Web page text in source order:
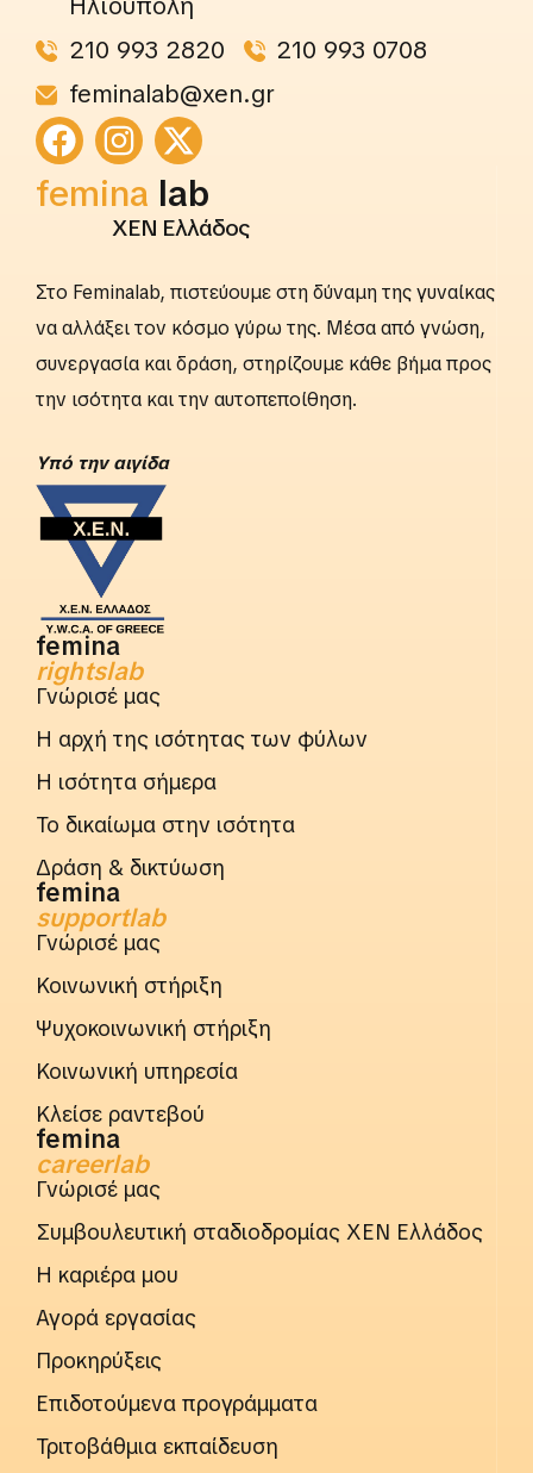
Ηλιούπολη
210 993 2820
210 993 0708
feminalab@xen.gr
femina
lab
rightslab
ΧΕΝ Ελλάδος
Στο Feminalab, πιστεύουμε στη δύναμη της γυναίκας
να αλλάξει τον κόσμο γύρω της. Μέσα από γνώση,
συνεργασία και δράση, στηρίζουμε κάθε βήμα προς
την ισότητα και την αυτοπεποίθηση.
Yπό την αιγίδα
femina
rightslab
Γνώρισέ μας
Η αρχή της ισότητας των φύλων
Η ισότητα σήμερα
Το δικαίωμα στην ισότητα
Δράση & δικτύωση
femina
supportlab
Γνώρισέ μας
Κοινωνική στήριξη
Ψυχοκοινωνική στήριξη
Κοινωνική υπηρεσία
Κλείσε ραντεβού
femina
careerlab
Γνώρισέ μας
Συμβουλευτική σταδιοδρομίας ΧΕΝ Ελλάδος
Η καριέρα μου
Αγορά εργασίας
Προκηρύξεις
Επιδοτούμενα προγράμματα
Τριτοβάθμια εκπαίδευση